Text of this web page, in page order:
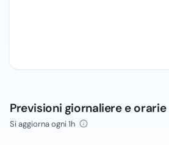
Previsioni giornaliere e orarie
Si aggiorna ogni 1h